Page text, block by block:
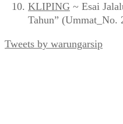
KLIPING ~ Esai
Tahun” (Ummat_No.
Tweets by warungarsip